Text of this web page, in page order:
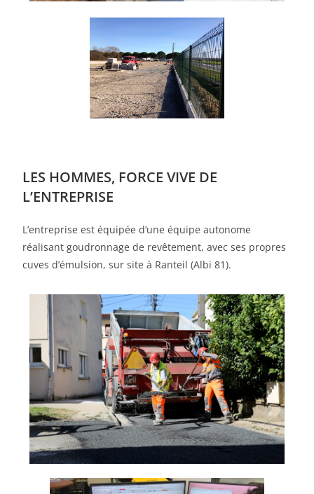
LES HOMMES, FORCE VIVE DE
L’ENTREPRISE
L’entreprise est équipée d’une équipe autonome
réalisant goudronnage de revêtement, avec ses propres
cuves d’émulsion, sur site à Ranteil (Albi 81).